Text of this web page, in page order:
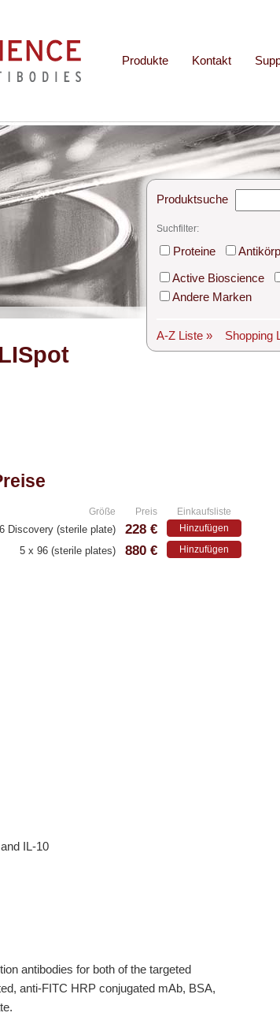
Produkte Kontakt
Produktsuche
Suchfilter:
Proteine
Active Bioscience
Andere Marken
A-Z Liste » Shopping
Größe Preis Einkaufsliste
Discovery (sterile plate) 228 € Hinzufügen
5 x 96 (sterile plates) 880 € Hinzufügen
IL-10
antibodies for both of the targeted
anti-FITC HRP conjugated mAb, BSA,